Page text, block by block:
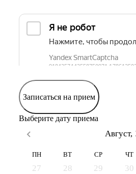
Записаться на прием
Выберите дату приема
Август,
ПН ВТ СР ЧТ
27 28 29 30